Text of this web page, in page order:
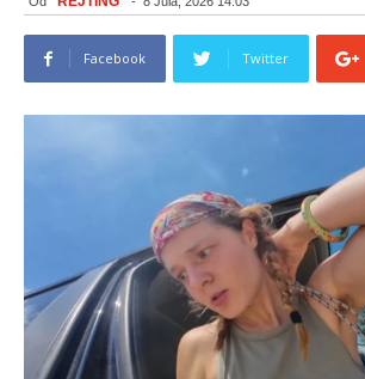
Facebook Twitter